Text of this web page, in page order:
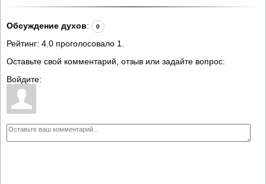
Обсуждение духов: 0
Рейтинг: 4.0 проголосовало 1
Оставьте свой комментарий, отзыв или задайте вопрос:
Войдите: